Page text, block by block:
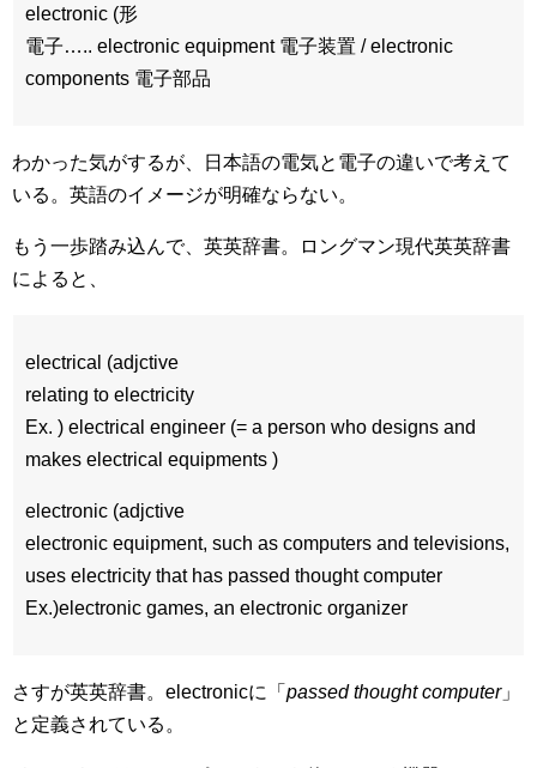
electronic (形
電子….. electronic equipment 電子装置 / electronic
components 電子部品
わかった気がするが、日本語の電気と電子の違いで考えて
いる。英語のイメージが明確ならない。
もう一歩踏み込んで、英英辞書。ロングマン現代英英辞書
によると、
electrical (adjctive
relating to electricity
Ex. ) electrical engineer (= a person who designs and
makes electrical equipments )
electronic (adjctive
electronic equipment, such as computers and televisions,
uses electricity that has passed thought computer
Ex.)electronic games, an electronic organizer
さすが英英辞書。electronicに「 passed thought computer」
と定義されている。